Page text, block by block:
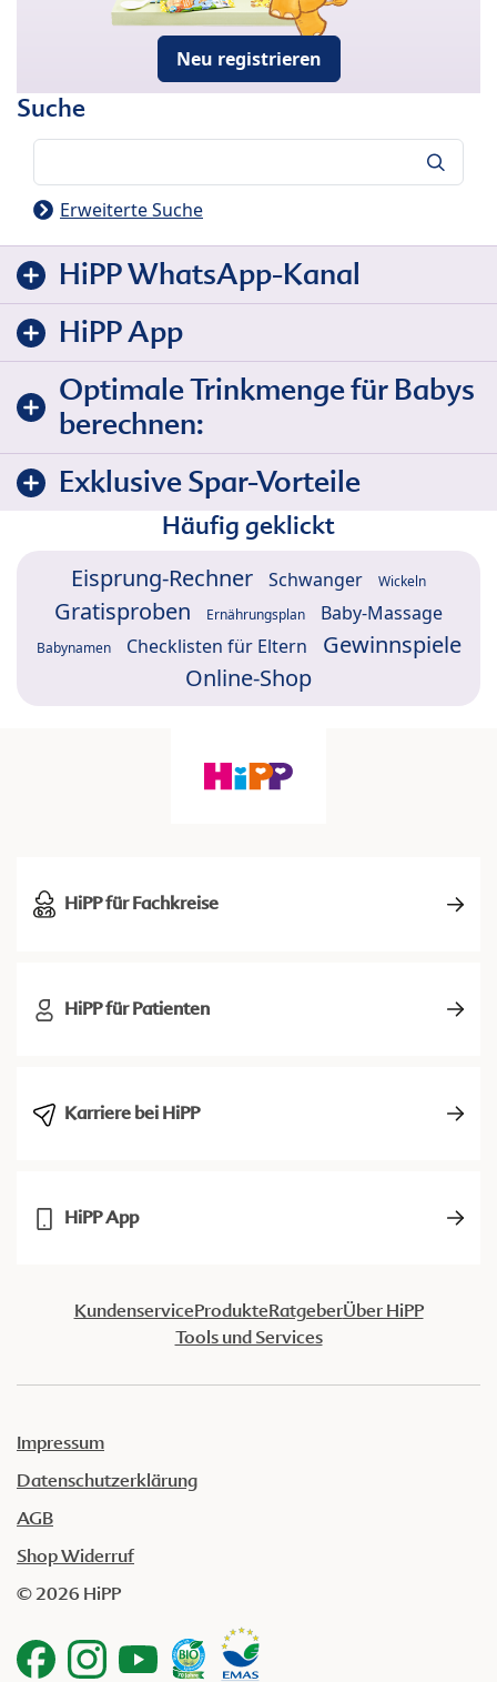
Neu registrieren
Suche
Erweiterte Suche
HiPP WhatsApp-Kanal
HiPP App
Optimale Trinkmenge für Babys
berechnen:
Exklusive Spar-Vorteile
Häufig geklickt
Eisprung-Rechner Schwanger Wickeln
Gratisproben Ernährungsplan Baby-Massage
Babynamen Checklisten für Eltern
Gewinnspiele
Online-Shop
HiPP für Fachkreise
HiPP für Patienten
Karriere bei HiPP
HiPP App
KundenserviceProdukteRatgeberÜber HiPP
Tools und Services
Impressum
Datenschutzerklärung
AGB
Shop Widerruf
© 2026 HiPP